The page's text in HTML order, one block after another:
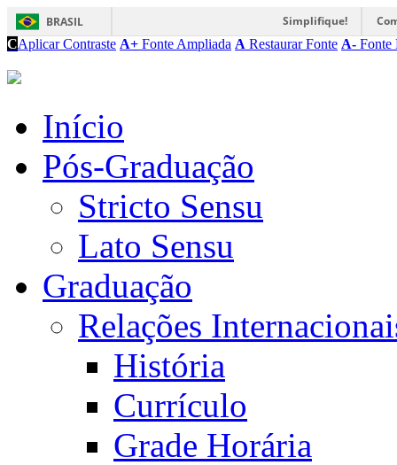
BRASIL Simplifique!
CAplicar Contraste A+ Fonte Ampliada A Restaurar Fonte A- Fonte
Início
Pós-Graduação
Stricto Sensu
Lato Sensu
Graduação
Relações
História
Currículo
Grade Horária